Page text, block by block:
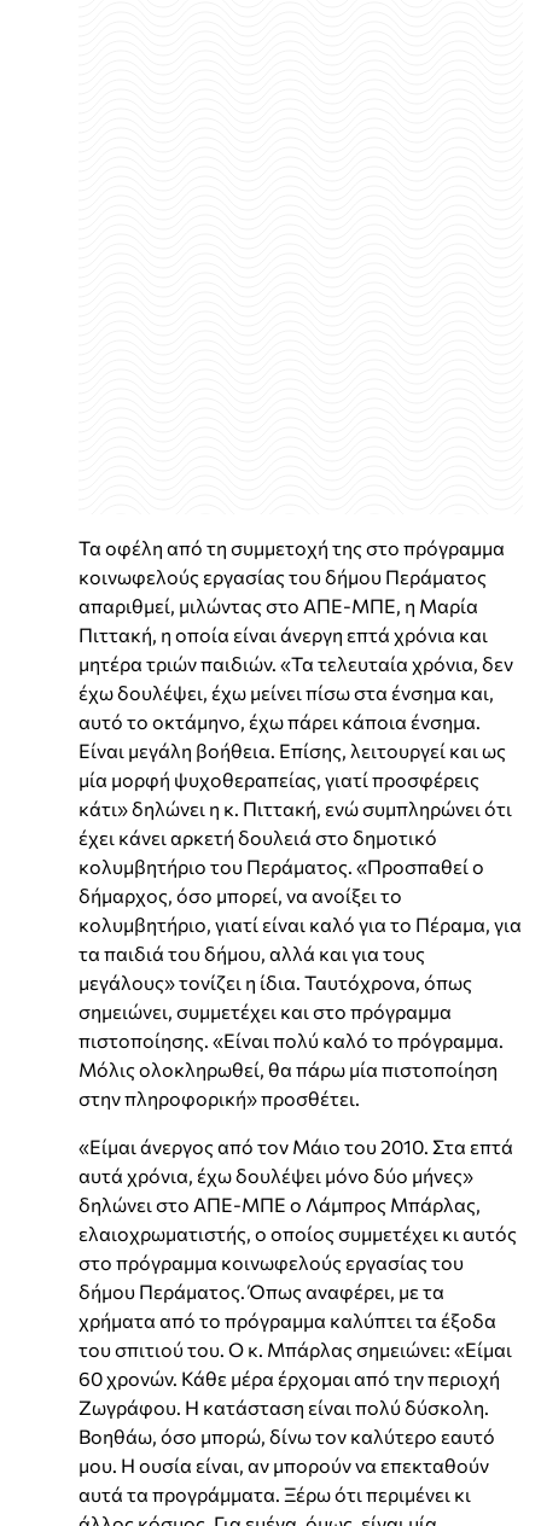
Τα οφέλη από τη συμμετοχή της στο πρόγραμμα
κοινωφελούς εργασίας του δήμου Περάματος
απαριθμεί, μιλώντας στο ΑΠΕ-ΜΠΕ, η Μαρία
Πιττακή, η οποία είναι άνεργη επτά χρόνια και
μητέρα τριών παιδιών. «Τα τελευταία χρόνια, δεν
έχω δουλέψει, έχω μείνει πίσω στα ένσημα και,
αυτό το οκτάμηνο, έχω πάρει κάποια ένσημα.
Είναι μεγάλη βοήθεια. Επίσης, λειτουργεί και ως
μία μορφή ψυχοθεραπείας, γιατί προσφέρεις
κάτι» δηλώνει η κ. Πιττακή, ενώ συμπληρώνει ότι
έχει κάνει αρκετή δουλειά στο δημοτικό
κολυμβητήριο του Περάματος. «Προσπαθεί ο
δήμαρχος, όσο μπορεί, να ανοίξει το
κολυμβητήριο, γιατί είναι καλό για το Πέραμα, για
τα παιδιά του δήμου, αλλά και για τους
μεγάλους» τονίζει η ίδια. Ταυτόχρονα, όπως
σημειώνει, συμμετέχει και στο πρόγραμμα
πιστοποίησης. «Είναι πολύ καλό το πρόγραμμα.
Μόλις ολοκληρωθεί, θα πάρω μία πιστοποίηση
στην πληροφορική» προσθέτει.
«Είμαι άνεργος από τον Μάιο του 2010. Στα επτά
αυτά χρόνια, έχω δουλέψει μόνο δύο μήνες»
δηλώνει στο ΑΠΕ-ΜΠΕ ο Λάμπρος Μπάρλας,
ελαιοχρωματιστής, ο οποίος συμμετέχει κι αυτός
στο πρόγραμμα κοινωφελούς εργασίας του
δήμου Περάματος. Όπως αναφέρει, με τα
χρήματα από το πρόγραμμα καλύπτει τα έξοδα
του σπιτιού του. Ο κ. Μπάρλας σημειώνει: «Είμαι
60 χρονών. Κάθε μέρα έρχομαι από την περιοχή
Ζωγράφου. Η κατάσταση είναι πολύ δύσκολη.
Βοηθάω, όσο μπορώ, δίνω τον καλύτερο εαυτό
μου. Η ουσία είναι, αν μπορούν να επεκταθούν
αυτά τα προγράμματα. Ξέρω ότι περιμένει κι